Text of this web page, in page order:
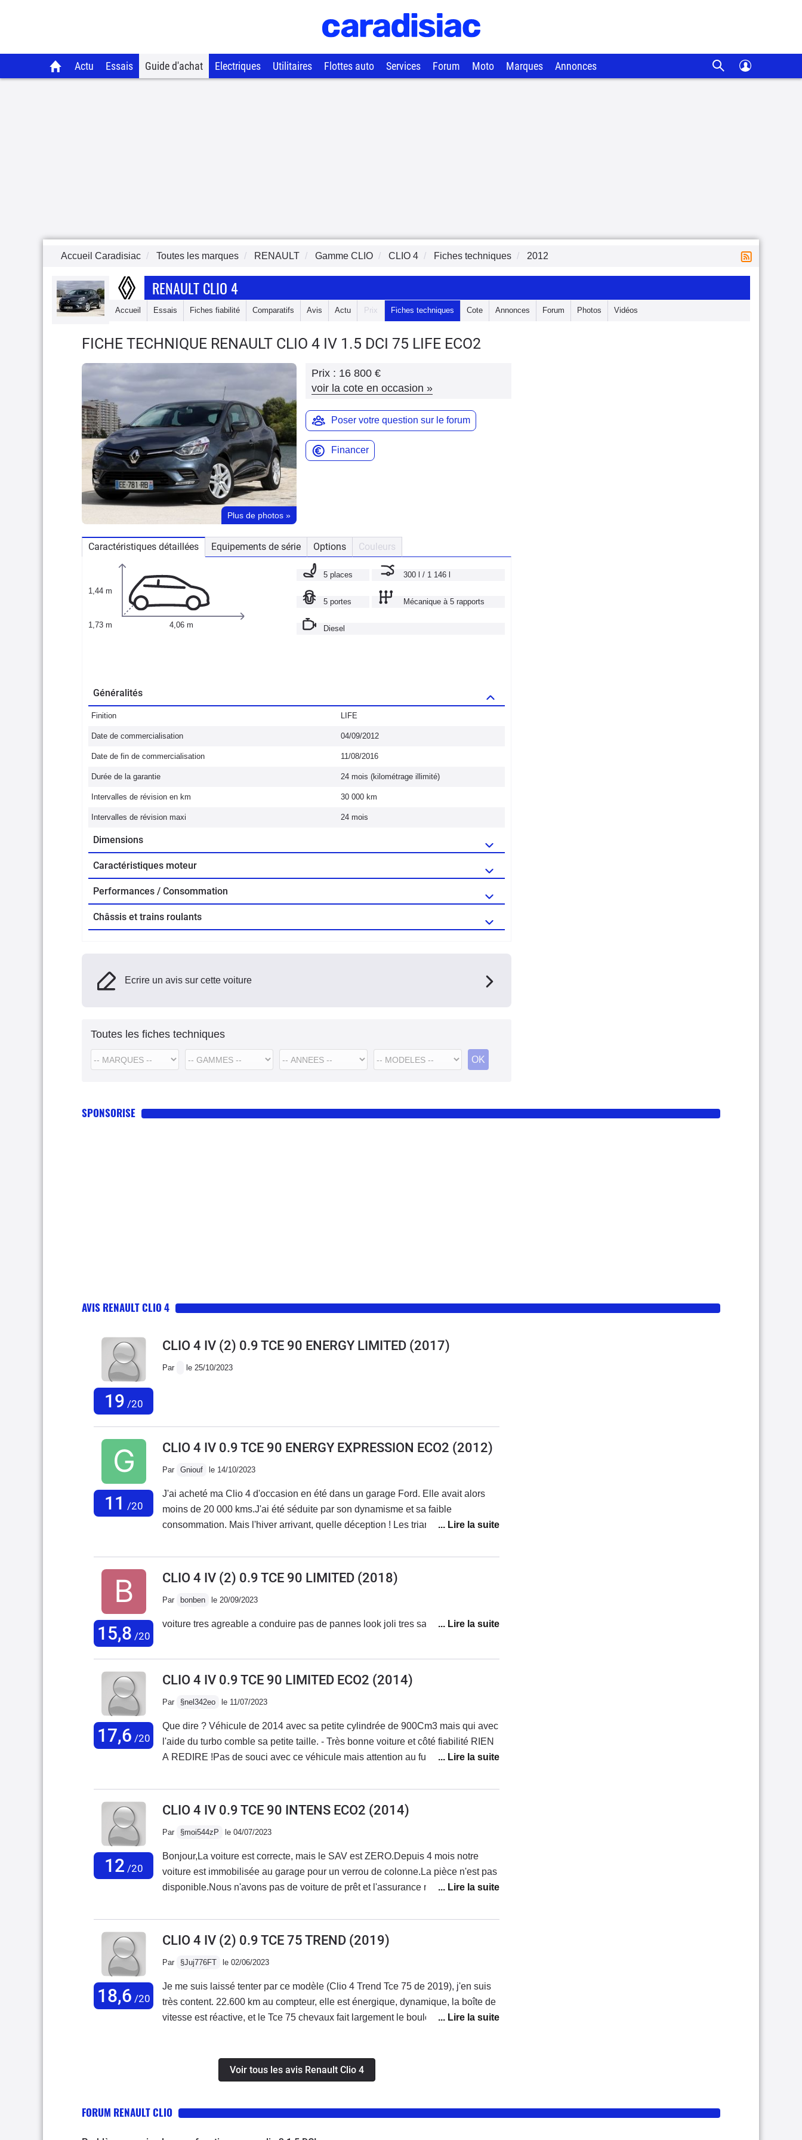
Actu Essais Guide d'achat Electriques Utilitaires Flottes auto Services Forum Moto Marques Annonces
Accueil Caradisiac Toutes les marques RENAULT Gamme CLIO CLIO 4 Fiches techniques 2012
RENAULT CLIO 4
Accueil Essais Fiches fiabilité Comparatifs Avis Actu Prix Fiches techniques Cote Annonces Forum Photos Vidéos
FICHE TECHNIQUE RENAULT CLIO 4 IV 1.5 DCI 75 LIFE ECO2
Plus de photos »
Prix : 16 800 €
voir la cote en occasion »
Poser votre question sur le forum
Financer
Caractéristiques détaillées Equipements de série Options Couleurs
1,44 m
1,73 m 4,06 m
5 places 300 l / 1 146 l
5 portes Mécanique à 5 rapports
Diesel
Généralités
Finition LIFE
Date de commercialisation 04/09/2012
Date de fin de commercialisation 11/08/2016
Durée de la garantie 24 mois (kilométrage illimité)
Intervalles de révision en km 30 000 km
Intervalles de révision maxi 24 mois
Dimensions
Caractéristiques moteur
Performances / Consommation
Châssis et trains roulants
Ecrire un avis sur cette voiture
Toutes les fiches techniques
SPONSORISE
AVIS RENAULT CLIO 4
19 /20
CLIO 4 IV (2) 0.9 TCE 90 ENERGY LIMITED (2017)
Par le 25/10/2023
11 /20
CLIO 4 IV 0.9 TCE 90 ENERGY EXPRESSION ECO2 (2012)
Par Gniouf le 14/10/2023
J'ai acheté ma Clio 4 d'occasion en été dans un garage Ford. Elle avait alors
moins de 20 000 kms.J'ai été séduite par son dynamisme et sa faible
consommation. Mais l'hiver arrivant, quelle déception ! Les triangles se sont mis
est bien installé.D'après Renault, c'est un défaut de fabrication, on ne peux rien
faire...Vente avec vice de forme...La visibilité à l'arrière est très réduite et
l'ouverture du coffre est trop ressérée à mon goût. J'aime tout de même sa
simplicité et son électronique peu envahissante.Je ne souhaite plus acheter
Renault.
15,8 /20
CLIO 4 IV (2) 0.9 TCE 90 LIMITED (2018)
Par bonben le 20/09/2023
voiture tres agreable a conduire pas de pannes look joli tres satifait
17,6 /20
CLIO 4 IV 0.9 TCE 90 LIMITED ECO2 (2014)
Par §nel342eo le 11/07/2023
Que dire ? Véhicule de 2014 avec sa petite cylindrée de 900Cm3 mais qui avec
l'aide du turbo comble sa petite taille. - Très bonne voiture et côté fiabilité RIEN
A REDIRE !Pas de souci avec ce véhicule mais attention au futur prorio si vous
certaines clio avec ce moteur il avait été observé une faiblesse au niceau du
thermostat d'eau qui avait tendance à fuire (joint du boitier a eau qui vieilli
mal).Si jamais il faut le changer (oui car le joint seul ne se remplace pas) c'est
une opération qui n'est pas forcément très couteuse (env 300e).A noter que seul
les boitier à eau d'origine pouvaient fuir, si deja remplacer dans ce cas aucun
souci le prb a été résolu avec des joints plus épais.Vérifier donc vraiment ce
point !Sinon superbe voiture agréable au look et couleur sympatique rouge
12 /20
CLIO 4 IV 0.9 TCE 90 INTENS ECO2 (2014)
Par §moi544zP le 04/07/2023
Bonjour,La voiture est correcte, mais le SAV est ZERO.Depuis 4 mois notre
voiture est immobilisée au garage pour un verrou de colonne.La pièce n'est pas
disponible.Nous n'avons pas de voiture de prêt et l'assurance ne couvre pas
déconseille ce modèle et RENAULT pour son manque de suivi, de sérieux,...
18,6 /20
CLIO 4 IV (2) 0.9 TCE 75 TREND (2019)
Par §Juj776FT le 02/06/2023
Je me suis laissé tenter par ce modèle (Clio 4 Trend Tce 75 de 2019), j'en suis
très content. 22.600 km au compteur, elle est énergique, dynamique, la boîte de
vitesse est réactive, et le Tce 75 chevaux fait largement le boulot. Après, niveau
de recul, et autres, que je cherchais en priorité. Niveau confort de conduite, rien
à dire, elle est très agréable à conduire, et le moteur est très silencieux. La
quand on met le téléphone, masque l'écran de l'autoradio, mais aussi les
Voir tous les avis Renault Clio 4
FORUM RENAULT CLIO